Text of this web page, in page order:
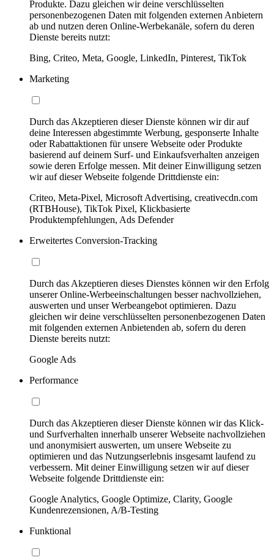
Produkte. Dazu gleichen wir deine verschlüsselten
personenbezogenen Daten mit folgenden externen Anbietern
ab und nutzen deren Online-Werbekanäle, sofern du deren
Dienste bereits nutzt:
Bing, Criteo, Meta, Google, LinkedIn, Pinterest, TikTok
Marketing
Durch das Akzeptieren dieser Dienste können wir dir auf
deine Interessen abgestimmte Werbung, gesponserte Inhalte
oder Rabattaktionen für unsere Webseite oder Produkte
basierend auf deinem Surf- und Einkaufsverhalten anzeigen
sowie deren Erfolge messen. Mit deiner Einwilligung setzen
wir auf dieser Webseite folgende Drittdienste ein:
Criteo, Meta-Pixel, Microsoft Advertising, creativecdn.com
(RTBHouse), TikTok Pixel, Klickbasierte
Produktempfehlungen, Ads Defender
Erweitertes Conversion-Tracking
Durch das Akzeptieren dieses Dienstes können wir den Erfolg
unserer Online-Werbeeinschaltungen besser nachvollziehen,
auswerten und unser Werbeangebot optimieren. Dazu
gleichen wir deine verschlüsselten personenbezogenen Daten
mit folgenden externen Anbietenden ab, sofern du deren
Dienste bereits nutzt:
Google Ads
Performance
Durch das Akzeptieren dieser Dienste können wir das Klick-
und Surfverhalten innerhalb unserer Webseite nachvollziehen
und anonymisiert auswerten, um unsere Webseite zu
optimieren und das Nutzungserlebnis insgesamt laufend zu
verbessern. Mit deiner Einwilligung setzen wir auf dieser
Webseite folgende Drittdienste ein:
Google Analytics, Google Optimize, Clarity, Google
Kundenrezensionen, A/B-Testing
Funktional